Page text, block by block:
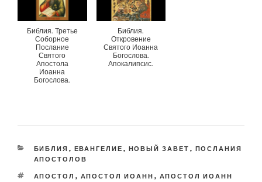
Библия. Третье
Соборное
Послание
Святого
Апостола
Иоанна
Богослова.
Библия.
Откровение
Святого Иоанна
Богослова.
Апокалипсис.
CATEGORIES
БИБЛИЯ , ЕВАНГЕЛИЕ , НОВЫЙ ЗАВЕТ , ПОСЛАНИЯ
АПОСТОЛОВ
TAGS
АПОСТОЛ , АПОСТОЛ ИОАНН , АПОСТОЛ ИОАНН